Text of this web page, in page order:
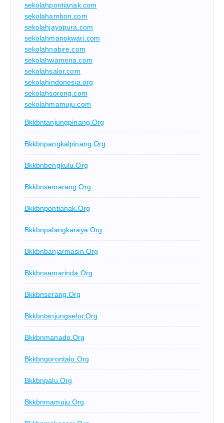
sekolahpontianak.com
sekolahambon.com
sekolahjayapura.com
sekolahmanokwari.com
sekolahnabire.com
sekolahwamena.com
sekolahsalor.com
sekolahindonesia.org
sekolahsorong.com
sekolahmamuju.com
Bkkbntanjungpinang.org
Bkkbnpangkalpinang.org
Bkkbnbengkulu.org
Bkkbnsemarang.org
Bkkbnpontianak.org
Bkkbnpalangkaraya.org
Bkkbnbanjarmasin.org
Bkkbnsamarinda.org
Bkkbnserang.org
Bkkbntanjungselor.org
Bkkbnmanado.org
Bkkbngorontalo.org
Bkkbnpalu.org
Bkkbnmamuju.org